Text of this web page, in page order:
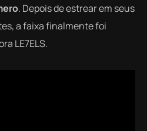
. Depois de estrear em seus
a faixa finalmente foi
LE7ELS.